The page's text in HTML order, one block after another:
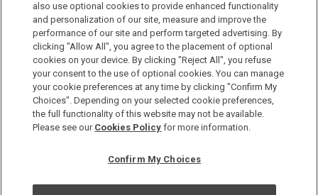
회원 가입은 이곳으로
Copyright © Okura Nikko Hotel Management Co., Ltd. All
Rights Reserved.
개인정보 보호방침
also use optional cookies to provide enhanced functionality
and personalization of our site, measure and improve the
performance of our site and perform targeted advertising. By
clicking "Allow All", you agree to the placement of optional
cookies on your device. By clicking "Reject All", you refuse
your consent to the use of optional cookies. You can manage
your cookie preferences at any time by clicking "Confirm My
Choices". Depending on your selected cookie preferences,
the full functionality of this website may not be available.
Please see our Cookies Policy for more information.
Confirm My Choices